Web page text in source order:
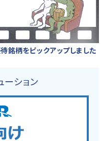
銘柄をピックアップしました
ーション